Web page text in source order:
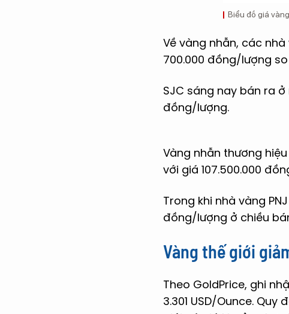
Biểu đồ giá
Về vàng nhẫn, các
700.000 đồng/lượng
SJC sáng nay bán ra ở
đồng/lượng.
Vàng nhẫn thương
với giá 107.500.000
Trong khi nhà vàng
đồng/lượng ở chiều
Vàng thế giới
Theo GoldPrice, ghi
3.301 USD/Ounce. Quy